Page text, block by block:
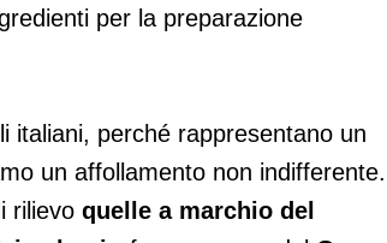
per la preparazione
italiani, perché rappresentano un
un affollamento non indifferente.
rilievo quelle a marchio del